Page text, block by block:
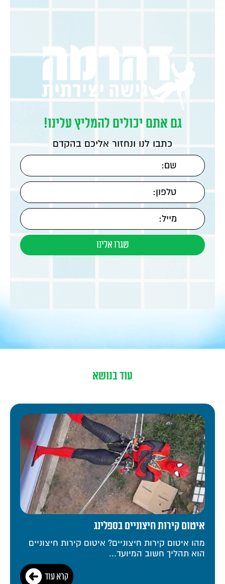
גם אתם יכולים להמליץ עלינו!
כתבו לנו ונחזור אליכם בהקדם
עוד בנושא
איטום קירות חיצוניים בספלינג
מהו איטום קירות חיצוניים? איטום קירות חיצוניים
הוא תהליך חשוב המיועד...
קרא עוד